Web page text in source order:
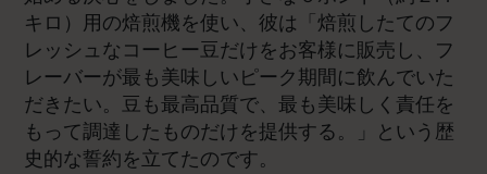
キロ）用の焙煎機を使い、彼は「焙煎したてのフ
レッシュなコーヒー豆だけをお客様に販売し、フ
レーバーが最も美味しいピーク期間に飲んでいた
だきたい。豆も最高品質で、最も美味しく責任を
もって調達したものだけを提供する。」という歴
史的な誓約を立てたのです。